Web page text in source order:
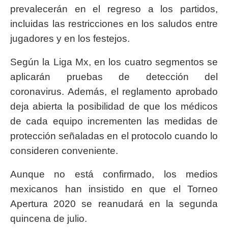
prevalecerán en el regreso a los partidos,
incluidas las restricciones en los saludos entre
jugadores y en los festejos.
Según la Liga Mx, en los cuatro segmentos se
aplicarán pruebas de detección del
coronavirus. Además, el reglamento aprobado
deja abierta la posibilidad de que los médicos
de cada equipo incrementen las medidas de
protección señaladas en el protocolo cuando lo
consideren conveniente.
Aunque no está confirmado, los medios
mexicanos han insistido en que el Torneo
Apertura 2020 se reanudará en la segunda
quincena de julio.